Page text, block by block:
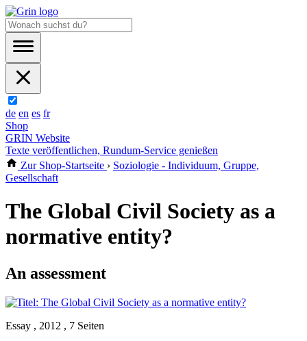
de en es fr
Shop
GRIN Website
Texte veröffentlichen, Rundum-Service genießen
Zur Shop-Startseite › Soziologie - Individuum, Gruppe,
Gesellschaft
The Global Civil Society as a
normative entity?
An assessment
Essay , 2012 , 7 Seiten